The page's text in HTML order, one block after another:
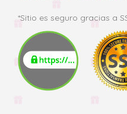
*Sitio es seguro gracias a